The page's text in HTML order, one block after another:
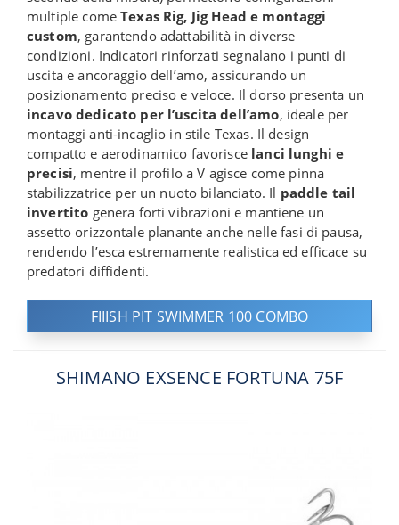
multiple comeTexas Rig, Jig Head e montaggi
custom, garantendo adattabilità in diverse
condizioni. Indicatori rinforzati segnalano i punti di
uscita e ancoraggio dell’amo, assicurando un
posizionamento preciso e veloce. Il dorso presenta un
incavo dedicato per l’uscita dell’amo, ideale per
montaggi anti-incaglio in stile Texas. Il design
compatto e aerodinamico favorisce lanci lunghi e
precisi, mentre il profilo a V agisce come pinna
stabilizzatrice per un nuoto bilanciato. Il paddle tail
invertito genera forti vibrazioni e mantiene un
assetto orizzontale planante anche nelle fasi di pausa,
rendendo l’esca estremamente realistica ed efficace su
predatori diffidenti.
FIIISH PIT SWIMMER 100 COMBO
SHIMANO EXSENCE FORTUNA 75F